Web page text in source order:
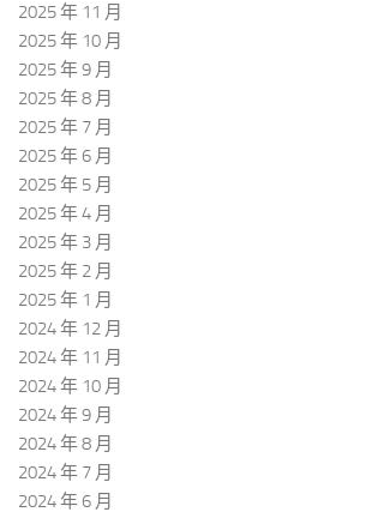
2025 年 11 月
2025 年 10 月
2025 年 9 月
2025 年 8 月
2025 年 7 月
2025 年 6 月
2025 年 5 月
2025 年 4 月
2025 年 3 月
2025 年 2 月
2025 年 1 月
2024 年 12 月
2024 年 11 月
2024 年 10 月
2024 年 9 月
2024 年 8 月
2024 年 7 月
2024 年 6 月